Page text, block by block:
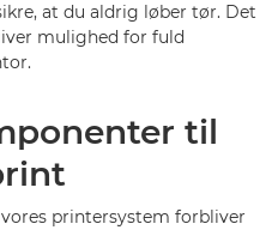
at du aldrig løber tør. Det
mulighed for fuld
til
printersystem forbliver